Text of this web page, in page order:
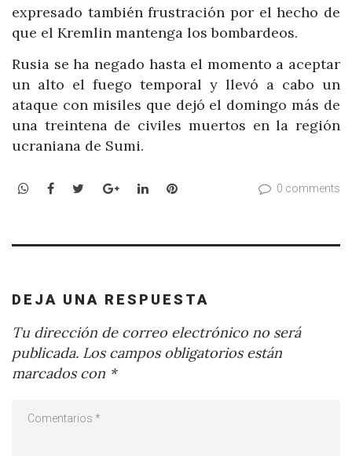
expresado también frustración por el hecho de
que el Kremlin mantenga los bombardeos.
Rusia se ha negado hasta el momento a aceptar
un alto el fuego temporal y llevó a cabo un
ataque con misiles que dejó el domingo más de
una treintena de civiles muertos en la región
ucraniana de Sumi.
WhatsApp
Facebook
TwitterGoogle+LinkedInPinterest 0 comments
DEJA UNA RESPUESTA
Tu dirección de correo electrónico no será
publicada. Los campos obligatorios están
marcados con *